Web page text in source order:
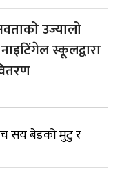
उज्यालो
स्कूलद्वारा
सय बेडको मुटु र